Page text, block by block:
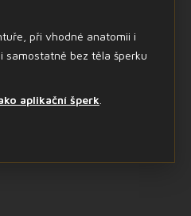
při vhodné anatomii i
samostatně bez těla šperku
aplikační šperk